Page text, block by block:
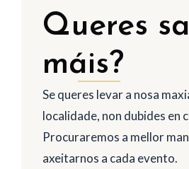
Queres
máis?
Se queres levar a nosa
localidade, non dubides en
Procuraremos a mellor
axeitarnos a cada evento.